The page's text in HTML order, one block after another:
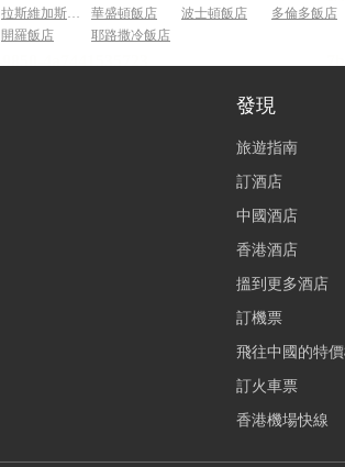
拉斯維加斯飯店
華盛頓飯店 波士頓飯店 多倫多飯店
開羅飯店
耶路撒冷飯店
發現
旅遊指南
訂酒店
中國酒店
香港酒店
搵到更多酒店
訂機票
飛往中國的特
訂火車票
香港機場快線